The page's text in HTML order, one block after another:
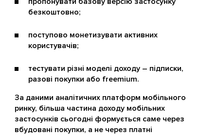
безкоштовно;
поступово монетизувати активних
користувачів;
тестувати різні моделі доходу – підписки,
разові покупки або freemium.
За даними аналітичних платформ мобільного
ринку, більша частина доходу мобільних
застосунків сьогодні формується саме через
вбудовані покупки, а не через платні